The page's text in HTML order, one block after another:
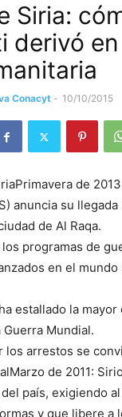
Siria:
derivó
Conacyt - 10/10/2015
de
anuncia su
de Al Raqa.
programas de
en el
estallado la
Mundial.
los arrestos se
de 2011:
país, exigiendo
y que libere a